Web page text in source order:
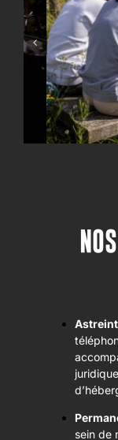
sein de